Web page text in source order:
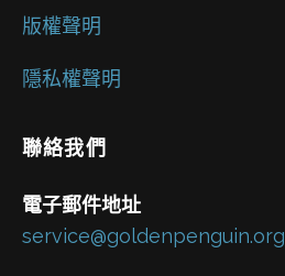
版權聲明
隱私權聲明
聯絡我們
電子郵件地址
service@goldenpenguin.org